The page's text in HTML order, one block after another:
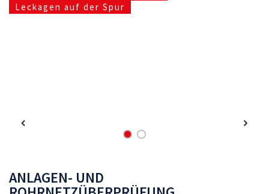
Leckagen auf der Spur
ANLAGEN- UND